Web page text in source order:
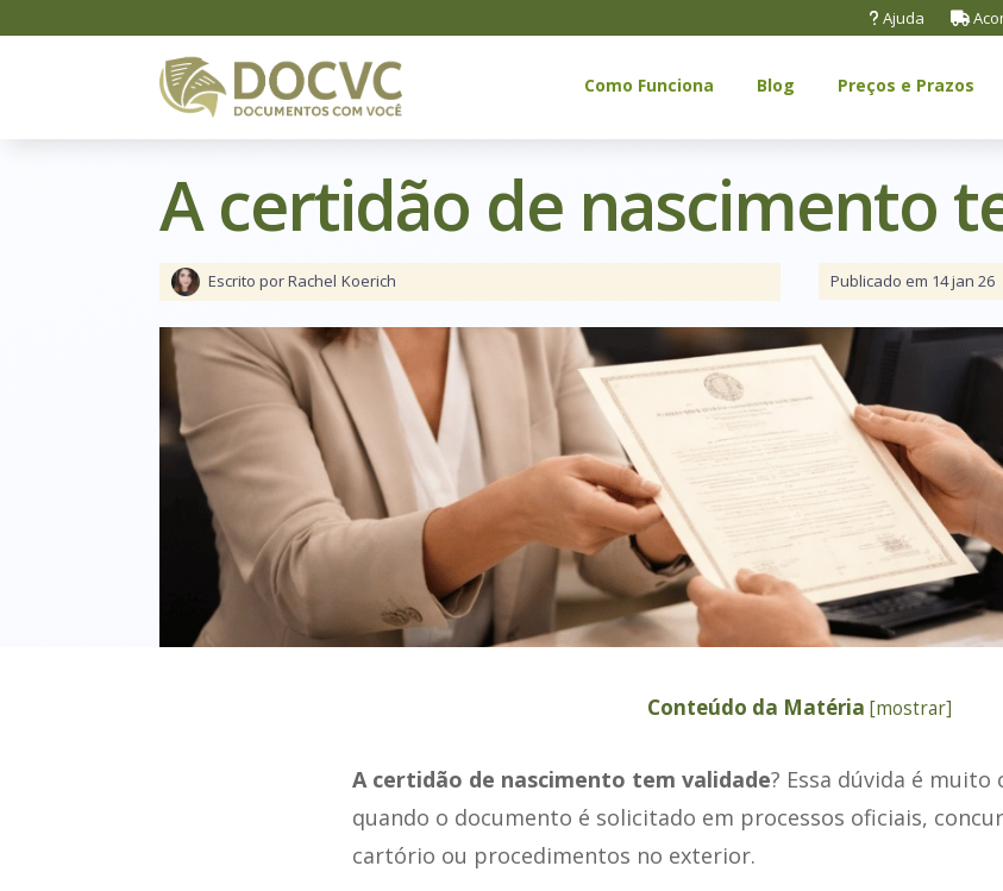
Ajuda
Como Funciona Blog Preços e Prazos
A certidão de nascimento
Escrito por Rachel Koerich Publicado em 14 jan 26
Conteúdo da Matéria [mostrar]
A certidão de nascimento tem validade? Essa dúvida é
quando o documento é solicitado em processos oficiais,
cartório ou procedimentos no exterior.